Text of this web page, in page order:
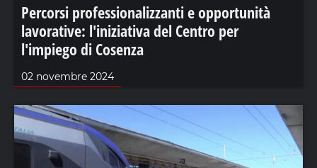
Percorsi professionalizzanti e opportunità
lavorative: l'iniziativa del Centro per
l'impiego di Cosenza
02 novembre 2024